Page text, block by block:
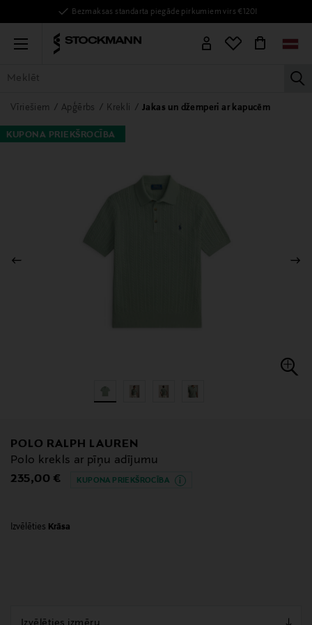
Bezmaksas standarta piegāde pirkumiem virs €120!
Menu
VISAS PRECES SIEVIETĒM VĪRIEŠIEM BĒRNIEM MĀJAI
Vīriešiem Apģērbs Krekli Jakas un džemperi ar kapucēm
KUPONA PRIEKŠROCĪBA
POLO RALPH LAUREN
Polo krekls ar pīņu adījumu
Original Price
235,00 € KUPONA PRIEKŠROCĪBA
Izvēlēties Krāsa